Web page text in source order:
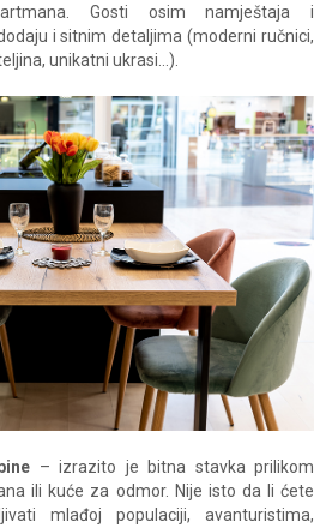
Gosti osim namještaja i
i sitnim detaljima (moderni ručnici,
unikatni ukrasi...).
– izrazito je bitna stavka prilikom
ili kuće za odmor. Nije isto da li ćete
mlađoj populaciji, avanturistima,